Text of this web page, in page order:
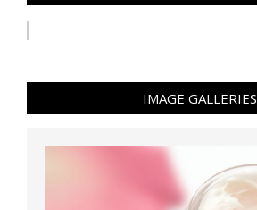
IMAGE GALLERIES